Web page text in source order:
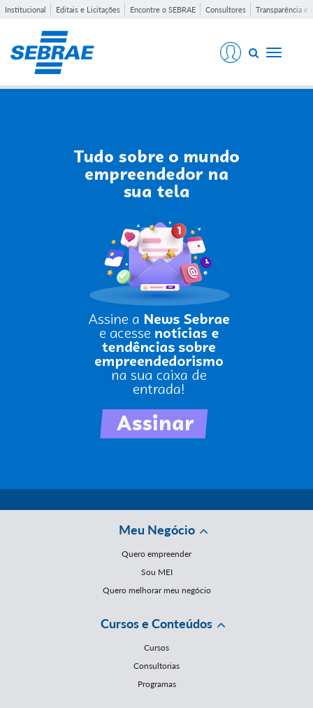
Institucional Editais e Licitações Encontre o SEBRAE Consultores Transparência e
Toggle
Meu Negócio
Quero empreender
Sou MEI
Quero melhorar meu negócio
Cursos e Conteúdos
Cursos
Consultorias
Programas